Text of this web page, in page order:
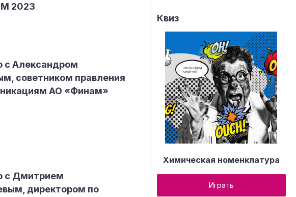
2023
с Александром
советником правления
АО «Финам»
с Дмитрием
директором по
Квиз
Химическая номенклатура
Играть